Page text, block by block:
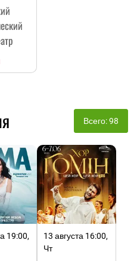
Всего: 98
19:00,
13 августа 16:00,
Чт